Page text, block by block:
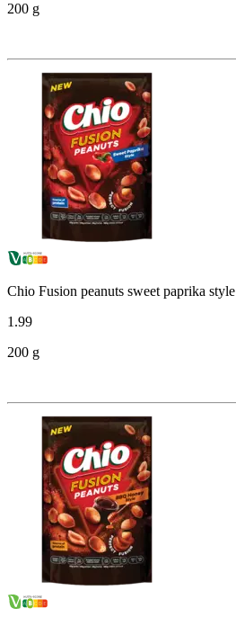
200 g
Chio Fusion peanuts sweet paprika style
1.99
200 g